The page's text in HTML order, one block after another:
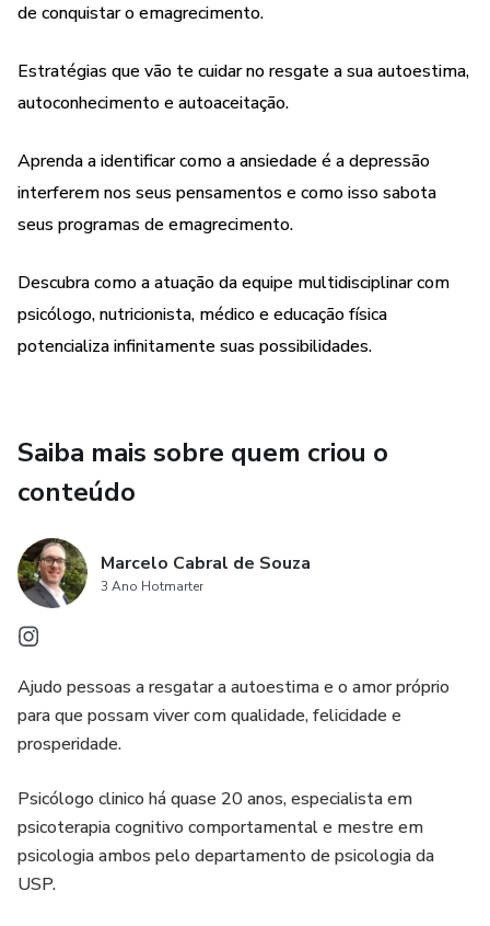
de conquistar o emagrecimento.
Estratégias que vão te cuidar no resgate a sua autoestima,
autoconhecimento e autoaceitação.
Aprenda a identificar como a ansiedade é a depressão
interferem nos seus pensamentos e como isso sabota
seus programas de emagrecimento.
Descubra como a atuação da equipe multidisciplinar com
psicólogo, nutricionista, médico e educação física
potencializa infinitamente suas possibilidades.
Saiba mais sobre quem criou o
conteúdo
Marcelo Cabral de Souza
3 Ano Hotmarter
Ajudo pessoas a resgatar a autoestima e o amor próprio
para que possam viver com qualidade, felicidade e
prosperidade.
Psicólogo clinico há quase 20 anos, especialista em
psicoterapia cognitivo comportamental e mestre em
psicologia ambos pelo departamento de psicologia da
USP.